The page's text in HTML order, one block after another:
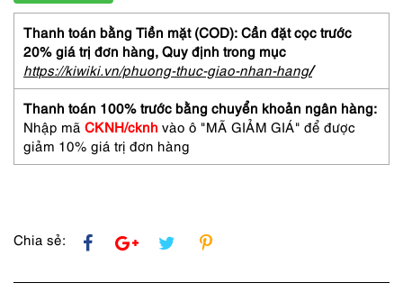
Thanh toán bằng Tiền mặt (COD): Cần đặt cọc trước
20% giá trị đơn hàng, Quy định trong mục
https://kiwiki.vn/phuong-thuc-giao-nhan-hang/
Thanh toán 100% trước bằng chuyển khoản ngân hàng:
Nhập mã CKNH/cknh vào ô "MÃ GIẢM GIÁ" để được
giảm 10% giá trị đơn hàng
Chia sẻ: